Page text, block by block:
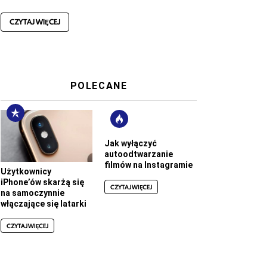
CZYTAJ WIĘCEJ
POLECANE
Użytkownicy
iPhone’ów skarżą się
na samoczynnie
włączające się latarki
CZYTAJ WIĘCEJ
Jak wyłączyć
autoodtwarzanie
filmów na Instagramie
CZYTAJ WIĘCEJ